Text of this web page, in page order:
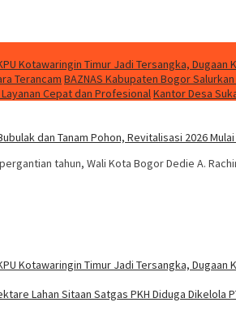
Kotawaringin Timur Jadi Tersangka, Dugaan
Terancam BAZNAS Kabupaten Bogor
Cepat dan ProfesionalKantor Desa
dan Tanam Pohon, Revitalisasi 2026
pergantian tahun, Wali Kota Bogor Dedie A.
Kotawaringin Timur Jadi Tersangka, Dugaan
Lahan Sitaan Satgas PKH Diduga Dikelola